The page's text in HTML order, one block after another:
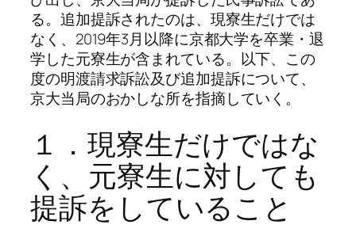
る。追加提訴されたのは、現寮生だけでは
なく、2019年3月以降に京都大学を卒業・退
学した元寮生が含まれている。以下、この
度の明渡請求訴訟及び追加提訴について、
京大当局のおかしな所を指摘していく。
１．現寮生だけではな
く、元寮生に対しても
提訴をしていること